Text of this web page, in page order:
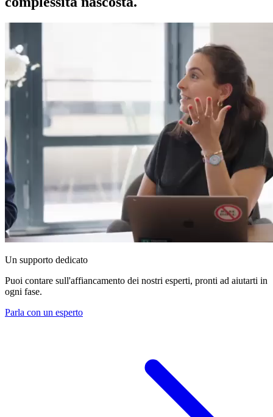
Un supporto dedicato
Puoi contare sull'affiancamento dei nostri esperti, pronti ad aiutarti in
ogni fase.
Parla con un esperto